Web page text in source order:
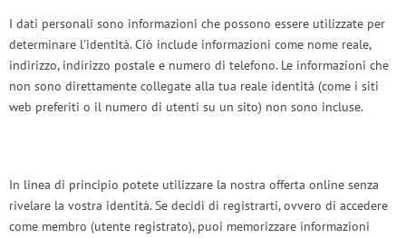
I dati personali sono informazioni che possono essere utilizzate per
determinare l’identità. Ciò include informazioni come nome reale,
indirizzo, indirizzo postale e numero di telefono. Le informazioni che
non sono direttamente collegate alla tua reale identità (come i siti
web preferiti o il numero di utenti su un sito) non sono incluse.
In linea di principio potete utilizzare la nostra offerta online senza
rivelare la vostra identità. Se decidi di registrarti, ovvero di accedere
come membro (utente registrato), puoi memorizzare informazioni